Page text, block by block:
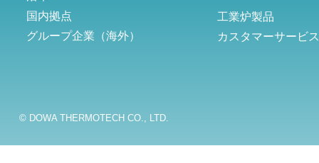
国内拠点
グループ企業（海外）
工業炉製品
カスタマーサービス
© DOWA THERMOTECH CO., LTD.